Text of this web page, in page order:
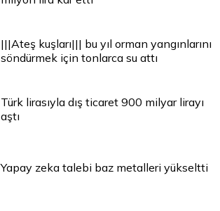
|||Ateş kuşları||| bu yıl orman yangınlarını
söndürmek için tonlarca su attı
Türk lirasıyla dış ticaret 900 milyar lirayı
aştı
Yapay zeka talebi baz metalleri yükseltti